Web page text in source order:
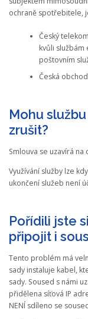
ochraně spotřebitele,
Český
kvůli službám
poštovním
Česká
Mohu
zrušit?
Smlouva se uzavírá
Využívání služby lze
ukončení služeb není
Pořídili jste
připojit i
Tento problém má
sady instaluje kabel,
sady. Soused s námi
přidělena síťová IP
NENÍ sdíleno se